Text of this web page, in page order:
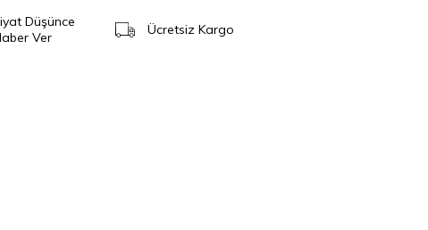
Düşünce
Ver
Ücretsiz Kargo